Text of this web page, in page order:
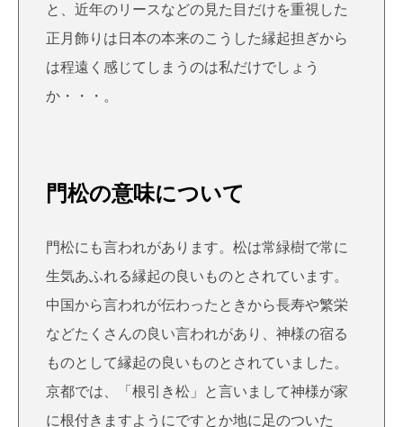
と、近年のリースなどの見た目だけを重視した
正月飾りは日本の本来のこうした縁起担ぎから
は程遠く感じてしまうのは私だけでしょう
か・・・。
門松の意味について
門松にも言われがあります。松は常緑樹で常に
生気あふれる縁起の良いものとされています。
中国から言われが伝わったときから長寿や繁栄
などたくさんの良い言われがあり、神様の宿る
ものとして縁起の良いものとされていました。
京都では、「根引き松」と言いまして神様が家
に根付きますようにですとか地に足のついた